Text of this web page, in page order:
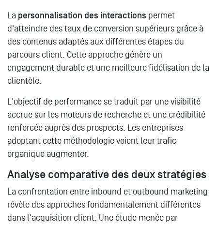
La personnalisation des interactions permet
d'atteindre des taux de conversion supérieurs grâce à
des contenus adaptés aux différentes étapes du
parcours client. Cette approche génère un
engagement durable et une meilleure fidélisation de la
clientèle.
L'objectif de performance se traduit par une visibilité
accrue sur les moteurs de recherche et une crédibilité
renforcée auprès des prospects. Les entreprises
adoptant cette méthodologie voient leur trafic
organique augmenter.
Analyse comparative des deux stratégies
La confrontation entre inbound et outbound marketing
révèle des approches fondamentalement différentes
dans l'acquisition client. Une étude menée par